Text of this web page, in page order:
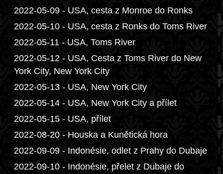
2022-05-09 - USA, cesta z Monroe do Ronks
2022-05-10 - USA, cesta z Ronks do Toms River
2022-05-11 - USA, Toms River
2022-05-12 - USA, Cesta z Toms River do New
York City, New York City
2022-05-13 - USA, New York City
2022-05-14 - USA, New York City a přílet
2022-05-15 - USA, přílet
2022-08-20 - Houska a Kunětická hora
2022-09-09 - Indonésie, odlet z Prahy do Dubaje
2022-09-10 - Indonésie, přelet z Dubaje do